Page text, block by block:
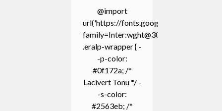
@import
url('https://fonts.googleapis.com/css2?
.eralp-wrapper { -
-p-color:
#0f172a; /*
Lacivert Tonu */ -
-s-color:
#2563eb; /*